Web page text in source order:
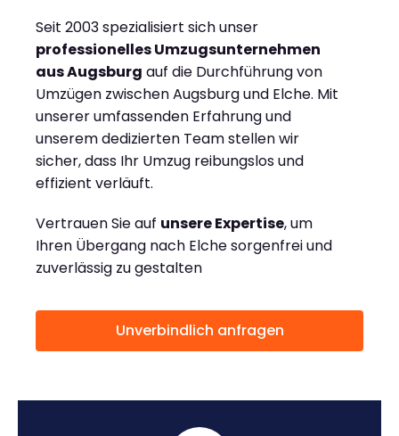
Seit 2003 spezialisiert sich unser
professionelles Umzugsunternehmen
aus Augsburg auf die Durchführung von
Umzügen zwischen Augsburg und Elche. Mit
unserer umfassenden Erfahrung und
unserem dedizierten Team stellen wir
sicher, dass Ihr Umzug reibungslos und
effizient verläuft.
Vertrauen Sie auf unsere Expertise, um
Ihren Übergang nach Elche sorgenfrei und
zuverlässig zu gestalten
Unverbindlich anfragen